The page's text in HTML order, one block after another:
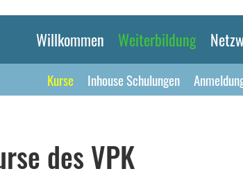
Willkommen Weiterbildung
Kurse Inhouse Schulungen
des VPK